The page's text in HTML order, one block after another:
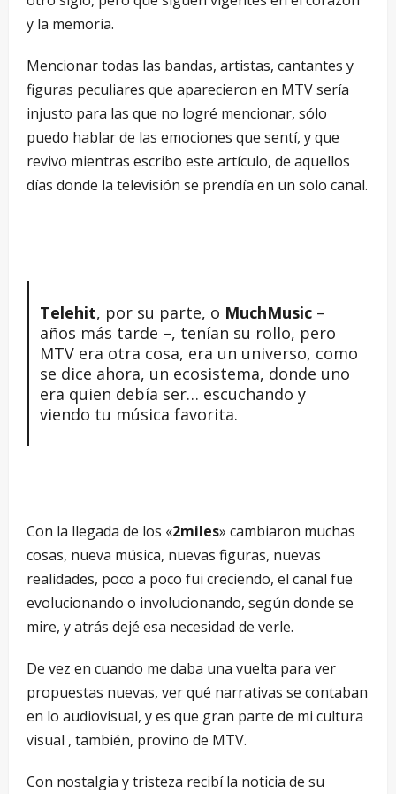
y la memoria.
Mencionar todas las bandas, artistas, cantantes y
figuras peculiares que aparecieron en MTV sería
injusto para las que no logré mencionar, sólo
puedo hablar de las emociones que sentí, y que
revivo mientras escribo este artículo, de aquellos
días donde la televisión se prendía en un solo canal.
Telehit, por su parte, o MuchMusic–
años más tarde –, tenían su rollo, pero
MTV era otra cosa, era un universo, como
se dice ahora, un ecosistema, donde uno
era quien debía ser… escuchando y
viendo tu música favorita.
Con la llegada de los «2miles» cambiaron muchas
cosas, nueva música, nuevas figuras, nuevas
realidades, poco a poco fui creciendo, el canal fue
evolucionando o involucionando, según donde se
mire, y atrás dejé esa necesidad de verle.
De vez en cuando me daba una vuelta para ver
propuestas nuevas, ver qué narrativas se contaban
en lo audiovisual, y es que gran parte de mi cultura
visual , también, provino de MTV.
Con nostalgia y tristeza recibí la noticia de su